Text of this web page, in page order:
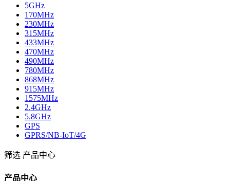
5GHz
170MHz
230MHz
315MHz
433MHz
470MHz
490MHz
780MHz
868MHz
915MHz
1575MHz
2.4GHz
5.8GHz
GPS
GPRS/NB-IoT/4G
筛选 产品中心
产品中心